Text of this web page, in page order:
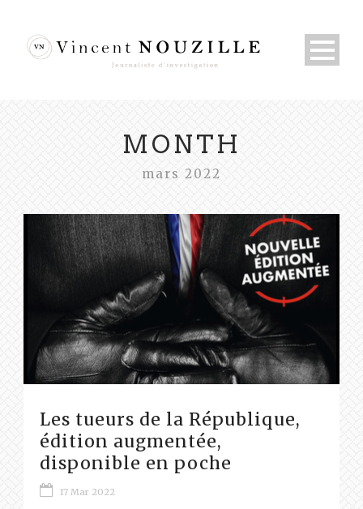
MONTH
mars 2022
Les tueurs de la République,
édition augmentée,
disponible en poche
17 Mar 2022